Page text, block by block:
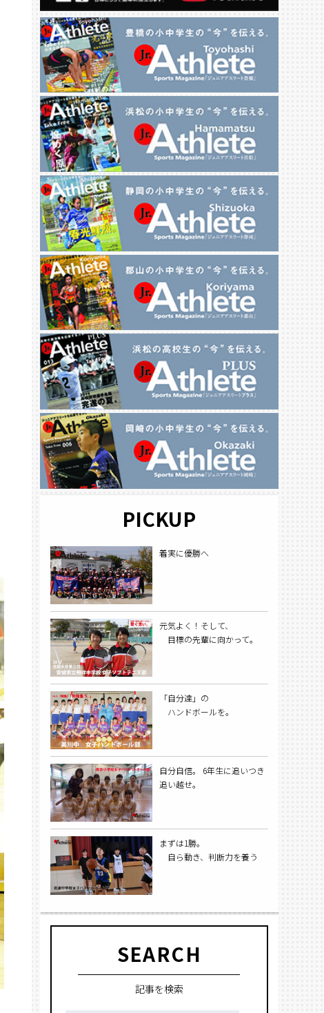
PICKUP
着実に優勝へ
元気よく！そして、
目標の先輩に向かって。
「自分達」の
ハンドボールを。
自分自信。 6年生に追いつき
追い越せ。
まずは1勝。
自ら動き、判断力を養う
SEARCH
記事を検索